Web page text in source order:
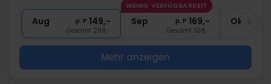
∞ Gratis Internet und Parken
Aug p. P.149,-
Gesamt 298,-
WENIG VERFÜGBARKEIT
Sep p. P.169,-
Gesamt 338,-
Okt
Mehr anzeigen